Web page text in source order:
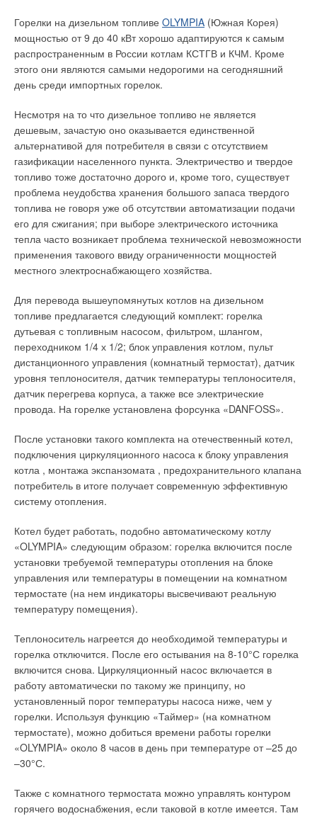
Горелки на дизельном топливе OLYMPIA (Южная Корея)
мощностью от 9 до 40 кВт хорошо адаптируются к самым
распространенным в России котлам КСТГВ и КЧМ. Кроме
этого они являются самыми недорогими на сегодняшний
день среди импортных горелок.
Несмотря на то что дизельное топливо не является
дешевым, зачастую оно оказывается единственной
альтернативой для потребителя в связи с отсутствием
газификации населенного пункта. Электричество и твердое
топливо тоже достаточно дорого и, кроме того, существует
проблема неудобства хранения большого запаса твердого
топлива не говоря уже об отсутствии автоматизации подачи
его для сжигания; при выборе электрического источника
тепла часто возникает проблема технической невозможности
применения такового ввиду ограниченности мощностей
местного электроснабжающего хозяйства.
Для перевода вышеупомянутых котлов на дизельном
топливе предлагается следующий комплект: горелка
дутьевая с топливным насосом, фильтром, шлангом,
переходником 1/4 х 1/2; блок управления котлом, пульт
дистанционного управления (комнатный термостат), датчик
уровня теплоносителя, датчик температуры теплоносителя,
датчик перегрева корпуса, а также все электрические
провода. На горелке установлена форсунка «DANFOSS».
После установки такого комплекта на отечественный котел,
подключения циркуляционного насоса к блоку управления
котла , монтажа экспанзомата , предохранительного клапана
потребитель в итоге получает современную эффективную
систему отопления.
Котел будет работать, подобно автоматическому котлу
«OLYMPIA» следующим образом: горелка включится после
установки требуемой температуры отопления на блоке
управления или температуры в помещении на комнатном
термостате (на нем индикаторы высвечивают реальную
температуру помещения).
Теплоноситель нагреется до необходимой температуры и
горелка отключится. После его остывания на 8-10°С горелка
включится снова. Циркуляционный насос включается в
работу автоматически по такому же принципу, но
установленный порог температуры насоса ниже, чем у
горелки. Используя функцию «Таймер» (на комнатном
термостате), можно добиться времени работы горелки
«OLYMPIA» около 8 часов в день при температуре от –25 до
–30°С.
Также с комнатного термостата можно управлять контуром
горячего водоснабжения, если таковой в котле имеется. Там